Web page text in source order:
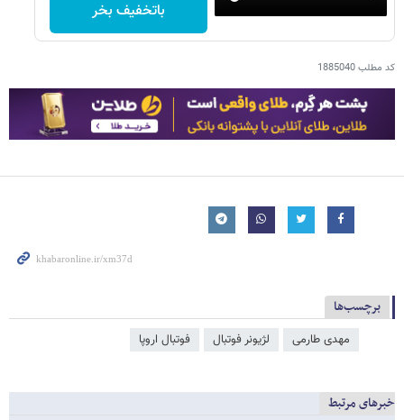
باتخفیف بخر
کد مطلب1885040
برچسب‌ها
مهدی طارمی لژیونر فوتبال فوتبال اروپا
خبرهای مرتبط